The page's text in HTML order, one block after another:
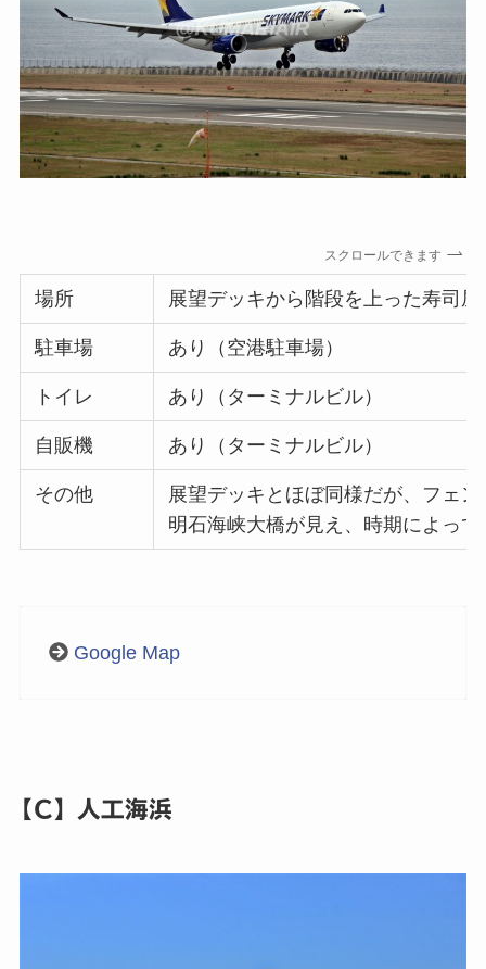
スクロールできます
場所 展望デッキから階段を上った寿司屋
駐車場 あり（空港駐車場）
トイレ あり（ターミナルビル）
自販機 あり（ターミナルビル）
その他
展望デッキとほぼ同様だが、フェ
明石海峡大橋が見え、時期によっ
Google Map
【C】人工海浜